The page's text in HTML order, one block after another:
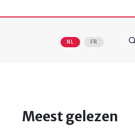
NL FR
Meest gelezen